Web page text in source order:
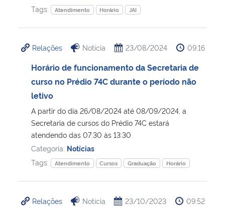
Secretaria de Governo
Gabinete de Segurança Institucional
Advocacia-Geral da União
Banco Central do Brasil
Tags:
Atendimento Horário JAI
Relações Notícia 23/08/2024 09:16
Horário de funcionamento da Secretaria de
curso no Prédio 74C durante o período não
letivo
A partir do dia 26/08/2024 até 08/09/2024, a
Secretaria de cursos do Prédio 74C estará
atendendo das 07:30 às 13:30
Categoria: Notícias
Tags:
Atendimento Cursos Graduação Horário
Relações Notícia 23/10/2023 09:52